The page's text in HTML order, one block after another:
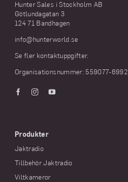
Hunter Sales i Stockholm AB
Götlundagatan 3
124 71 Bandhagen
info@hunterworld.se
Se fler kontaktuppgifter.
Organisationsnummer: 559077-6992
Produkter
Jaktradio
Tillbehör Jaktradio
Viltkameror